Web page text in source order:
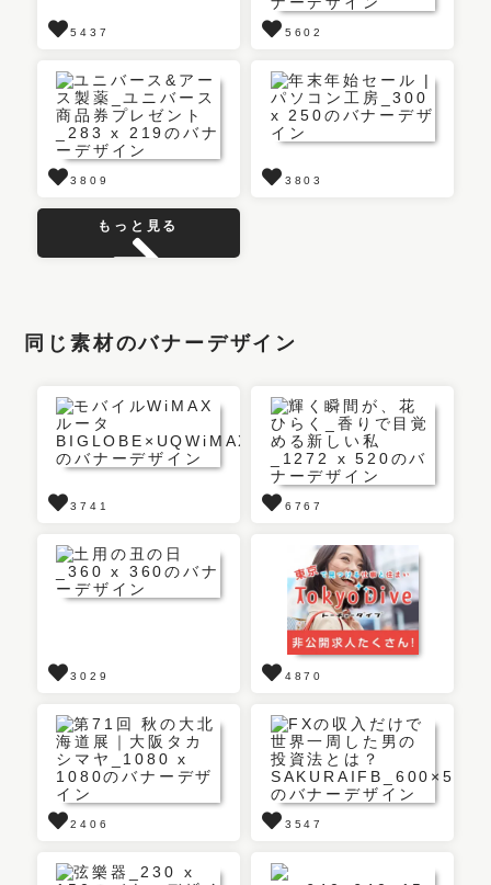
5437 5602
3809 3803
もっと見る
同じ素材のバナーデザイン
3741 6767
3029 4870
2406 3547